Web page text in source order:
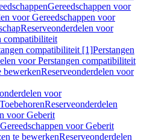
Gereedschappen voor
voor Gereedschappen voor
Reserveonderdelen voor
compatibiliteit
compatibiliteit [1]Perstangen
voor Perstangen compatibiliteit
bewerkenReserveonderdelen voor
voor
ToebehorenReserveonderdelen
voor Geberit
voor Geberit
te bewerkenReserveonderdelen